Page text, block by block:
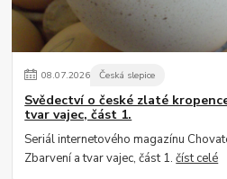
08.07.2026 Česká slepice
Svědectví o české zlaté
tvar vajec, část 1.
Seriál internetového magazínu
Zbarvení a tvar vajec, část 1.číst celé